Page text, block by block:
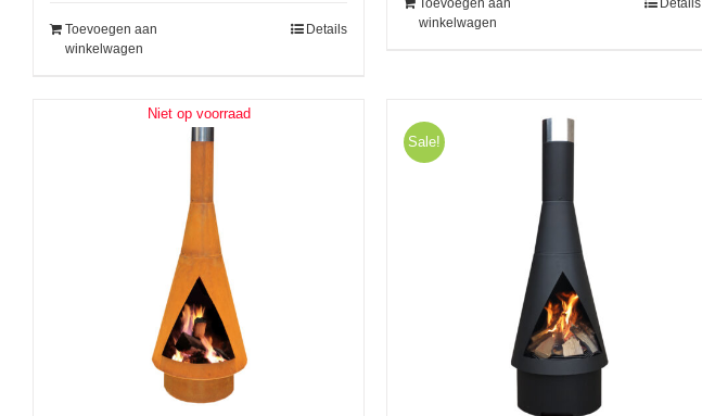
Toevoegen aan
winkelwagen
Details
Toevoegen aan
winkelwagen
Details
Niet op voorraad
Sale!